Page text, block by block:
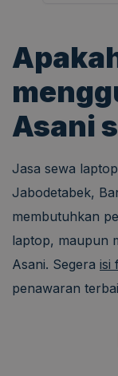
Asani
Jasa sewa
Jabodetabek,
membutuhkan
laptop, maupun
Asani. Segera isi
penawaran